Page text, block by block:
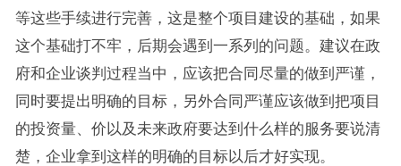
等这些手续进行完善，这是整个项目建设的基础，如果
这个基础打不牢，后期会遇到一系列的问题。建议在政
府和企业谈判过程当中，应该把合同尽量的做到严谨，
同时要提出明确的目标，另外合同严谨应该做到把项目
的投资量、价以及未来政府要达到什么样的服务要说清
楚，企业拿到这样的明确的目标以后才好实现。